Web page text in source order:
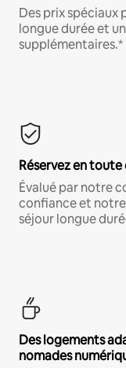
Des prix spéciaux
longue durée et
supplémentaires.*
Réservez en
Évalué par notre
confiance et
séjour longue
Des logements
nomades